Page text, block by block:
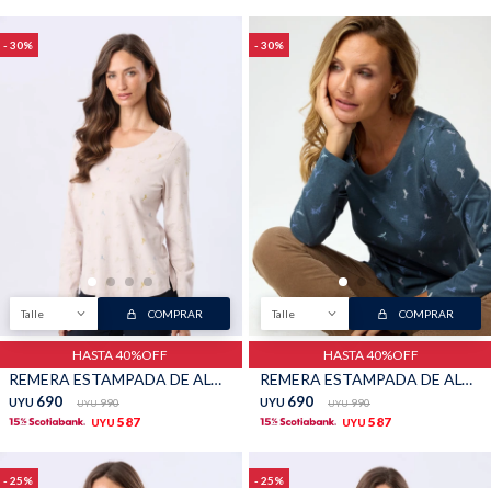
30
Talle COMPRAR
HASTA 40%OFF
REMERA ESTAMPADA DE ALGODÓN - Beige
UYU 690 UYU 990
UYU 587
30
Talle COMPRAR
HASTA 40%OFF
REMERA ESTAMPADA DE ALGODÓN - Petroleo
UYU 690 UYU 990
UYU 587
25 25